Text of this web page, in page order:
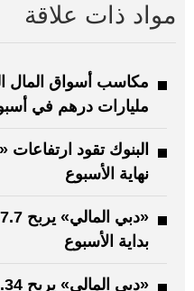
مواد ذات علاقة
مليارات درهم في
البنوك تقود
نهاية الأسبوع
بداية الأسبوع